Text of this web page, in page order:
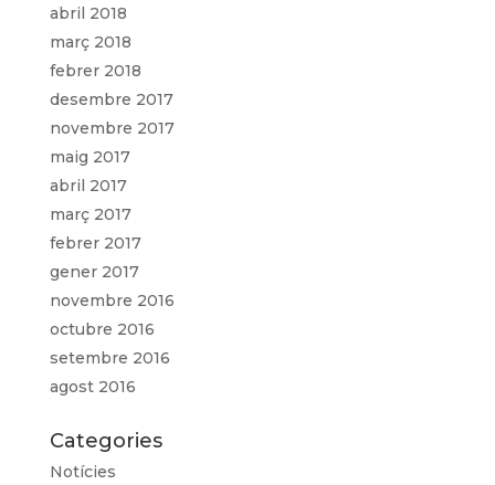
abril 2018
març 2018
febrer 2018
desembre 2017
novembre 2017
maig 2017
abril 2017
març 2017
febrer 2017
gener 2017
novembre 2016
octubre 2016
setembre 2016
agost 2016
Categories
Notícies